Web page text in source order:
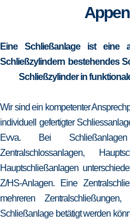
Eine Schließanlage ist eine
Schließzylindern bestehendes
Schließzylinder in
Wir sind ein kompetenter
individuell gefertigter
Evva. Bei
Zentralschlossanlagen,
Hauptschließanlagen
Z/HS-Anlagen. Eine
mehreren
Schließanlage betätigt werden